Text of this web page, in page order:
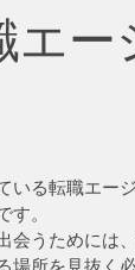
エー
いる転職エー
す。
会うためには